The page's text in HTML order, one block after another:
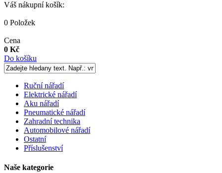
Váš nákupní košík:
0 Položek
Cena
0 Kč
Do košíku
Ruční nářadí
Elektrické nářadí
Aku nářadí
Pneumatické nářadí
Zahradní technika
Automobilové nářadí
Ostatní
Příslušenství
Naše kategorie